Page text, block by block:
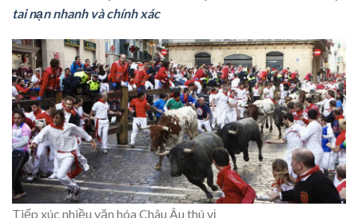
tai nạn nhanh và chính xác
Tiếp xúc nhiều văn hóa Châu Âu thú vị